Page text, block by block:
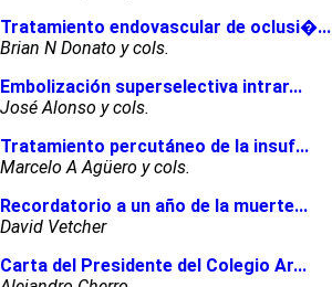
Tratamiento endovascular de oclusi�...
Brian N Donato y cols.
Embolización superselectiva intrar...
José Alonso y cols.
Tratamiento percutáneo de la insuf...
Marcelo A Agüero y cols.
Recordatorio a un año de la muerte...
David Vetcher
Carta del Presidente del Colegio Ar...